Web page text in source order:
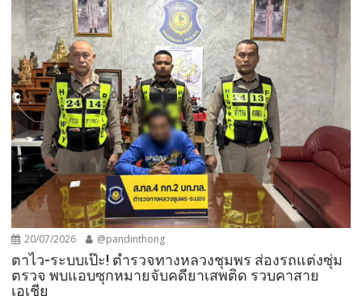
20/07/2026 @pandinthong
ตาไว-ระบบเป๊ะ! ตำรวจทางหลวงชุมพร ส่องรถแต่งซุ่ม
ตรวจ พบแอบซุกหมายจับคดียาเสพติด รวบคาสาย
เอเชีย